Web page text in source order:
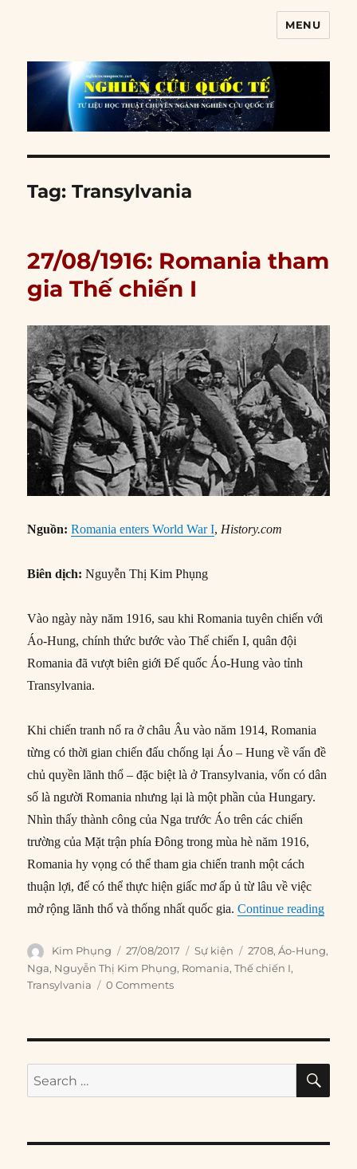
MENU
Tag:Transylvania
27/08/1916: Romania tham
gia Thế chiến I
Nguồn: Romania enters World War I, History.com
Biên dịch: Nguyễn Thị Kim Phụng
Vào ngày này năm 1916, sau khi Romania tuyên chiến với
Áo-Hung, chính thức bước vào Thế chiến I, quân đội
Romania đã vượt biên giới Đế quốc Áo-Hung vào tỉnh
Transylvania.
Khi chiến tranh nổ ra ở châu Âu vào năm 1914, Romania
từng có thời gian chiến đấu chống lại Áo – Hung về vấn đề
chủ quyền lãnh thổ – đặc biệt là ở Transylvania, vốn có dân
số là người Romania nhưng lại là một phần của Hungary.
Nhìn thấy thành công của Nga trước Áo trên các chiến
trường của Mặt trận phía Đông trong mùa hè năm 1916,
Romania hy vọng có thể tham gia chiến tranh một cách
thuận lợi, để có thể thực hiện giấc mơ ấp ủ từ lâu về việc
mở rộng lãnh thổ và thống nhất quốc gia.Continue reading“27/
Author
Kim Phụng
Posted
on
27/08/2017 Categories
Sự kiện Tags
2708,Áo-Hung,
Nga, Nguyễn Thị Kim Phụng, Romania,Thế chiến I,
Transylvania
0 Comments
Search
for: